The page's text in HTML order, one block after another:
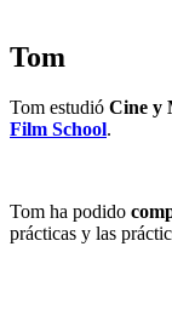
Tom
Tom estudió Cine y
Film School.
Tom ha podido
prácticas y las